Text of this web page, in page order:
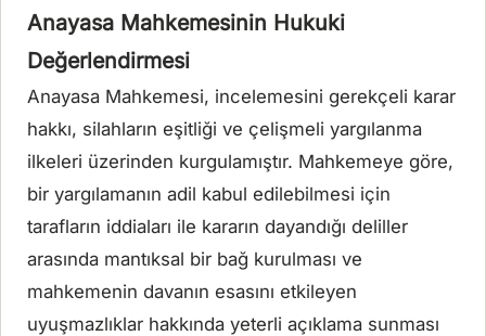
Anayasa Mahkemesinin Hukuki
Değerlendirmesi
Anayasa Mahkemesi, incelemesini gerekçeli karar
hakkı, silahların eşitliği ve çelişmeli yargılanma
ilkeleri üzerinden kurgulamıştır. Mahkemeye göre,
bir yargılamanın adil kabul edilebilmesi için
tarafların iddiaları ile kararın dayandığı deliller
arasında mantıksal bir bağ kurulması ve
mahkemenin davanın esasını etkileyen
uyuşmazlıklar hakkında yeterli açıklama sunması